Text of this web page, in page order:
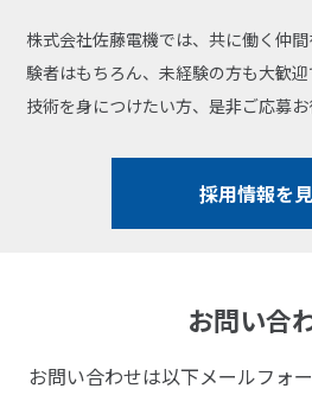
株式会社佐藤電機では、共に働く仲
験者はもちろん、未経験の方も大歓
技術を身につけたい方、是非ご応募お
採用情報を
お問い合
お問い合わせは以下メールフォ